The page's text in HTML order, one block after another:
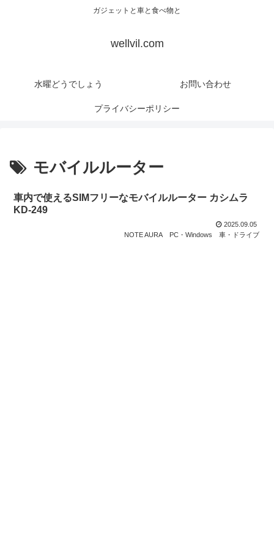
ガジェットと車と食べ物と
wellvil.com
水曜どうでしょう お問い合わせ
プライバシーポリシー
モバイルルーター
車内で使えるSIMフリーなモバイルルーター カシムラ
KD-249
2025.09.05
NOTE AURA
PC・Windows 車・ドライブ